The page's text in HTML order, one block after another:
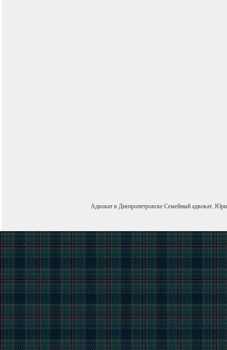
Адвокат в ДнепропетровскеСемейный адвокат.